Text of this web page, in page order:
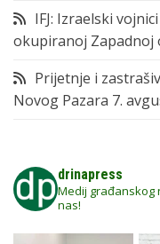
IFJ: Izraelski
okupiranoj Zapadnoj
Prijetnje i
Novog Pazara 7.
drinapress
Medij građanskog
nas!